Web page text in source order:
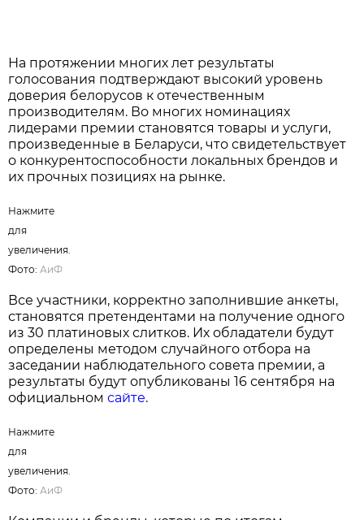
На протяжении многих лет результаты
голосования подтверждают высокий уровень
доверия белорусов к отечественным
производителям. Во многих номинациях
лидерами премии становятся товары и услуги,
произведенные в Беларуси, что свидетельствует
о конкурентоспособности локальных брендов и
их прочных позициях на рынке.
Нажмите
для
увеличения.
Фото:АиФ
Все участники, корректно заполнившие анкеты,
становятся претендентами на получение одного
из 30 платиновых слитков. Их обладатели будут
определены методом случайного отбора на
заседании наблюдательного совета премии, а
результаты будут опубликованы 16 сентября на
официальномсайте.
Нажмите
для
увеличения.
Фото:АиФ